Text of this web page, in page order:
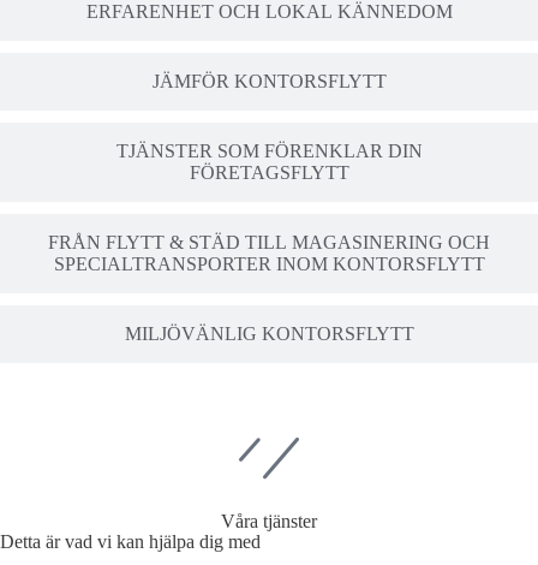
ERFARENHET OCH LOKAL KÄNNEDOM
JÄMFÖR KONTORSFLYTT
TJÄNSTER SOM FÖRENKLAR DIN
FÖRETAGSFLYTT
FRÅN FLYTT & STÄD TILL MAGASINERING OCH
SPECIALTRANSPORTER INOM KONTORSFLYTT
MILJÖVÄNLIG KONTORSFLYTT
Våra tjänster
Detta är vad vi kan hjälpa dig med